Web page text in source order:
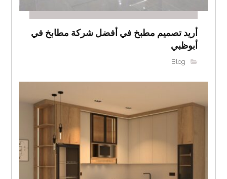
أريد تصميم مطبخ في أفضل شركة مطابخ في
أبوظبي
Blog